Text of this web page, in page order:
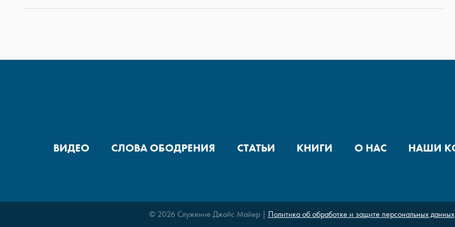
ВИДЕО СЛОВА ОБОДРЕНИЯ СТАТЬИ КНИГИ О НАС НАШИ
© 2026 Служение Джойс Майер | Политика об обработке и защите персональных данных